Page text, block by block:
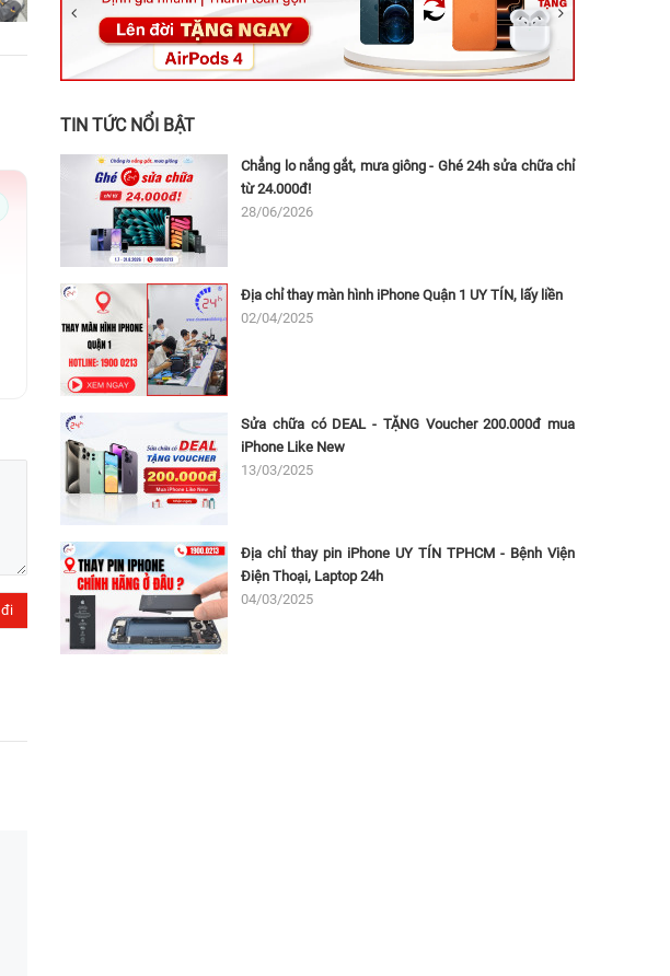
70 Nguyễn An Ninh, Dĩ An, Hồ Chí Minh (Bình Dương Cũ)
24h Vũng Tàu: 162A Ba Cu, Vũng Tàu, Hồ Chí Minh (TP. Vũng Tàu cũ)
TIN TỨC NỔI BẬT
Chẳng lo nắng gắt, mưa giông - Ghé 24h sửa chữa chỉ
từ 24.000đ!
28/06/2026
Địa chỉ thay màn hình iPhone Quận 1 UY TÍN, lấy liền
02/04/2025
Sửa chữa có DEAL - TẶNG Voucher 200.000đ mua
iPhone Like New
13/03/2025
Địa chỉ thay pin iPhone UY TÍN TPHCM - Bệnh Viện
Điện Thoại, Laptop 24h
04/03/2025